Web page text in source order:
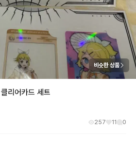
비슷한 상품
리어카드 세트
257 11 0